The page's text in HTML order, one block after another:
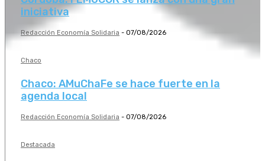
iniciativa
Redacción Economía Solidaria - 07/08/2026
Chaco
Chaco: AMuChaFe se hace fuerte en la
agenda local
Redacción Economía Solidaria - 07/08/2026
Destacada